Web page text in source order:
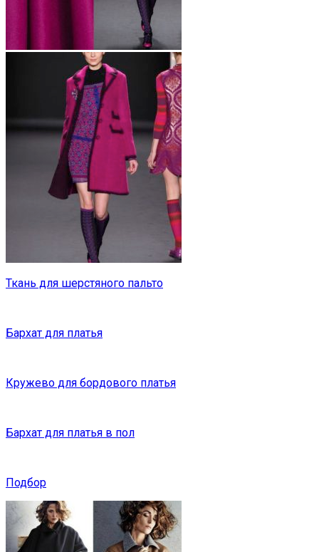
Ткань для шерстяного пальто
Бархат для платья
Кружево для бордового платья
Бархат для платья в пол
Подбор